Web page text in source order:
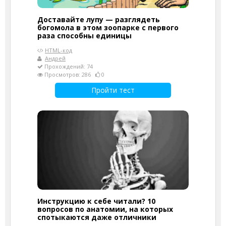
Доставайте лупу — разглядеть
богомола в этом зоопарке с первого
раза способны единицы
HTML-код
Андрей
Прохождений: 74
Просмотров: 286
0
Пройти тест
Инструкцию к себе читали? 10
вопросов по анатомии, на которых
спотыкаются даже отличники